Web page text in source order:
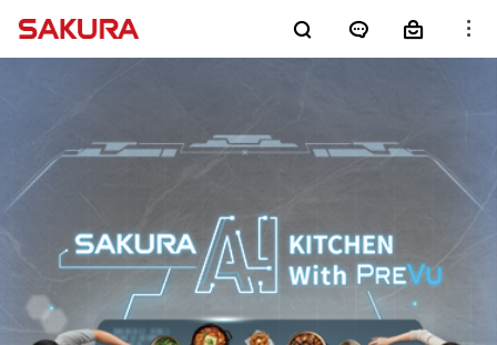
櫻花產品
整體廚房 全屋裝修
客戶服務
最新消息
消息公告
櫻花集團